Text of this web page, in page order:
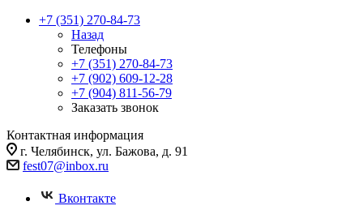
+7 (351) 270-84-73
Назад
Телефоны
+7 (351) 270-84-73
+7 (902) 609-12-28
+7 (904) 811-56-79
Заказать звонок
Контактная информация
г. Челябинск, ул. Бажова, д. 91
fest07@inbox.ru
Вконтакте